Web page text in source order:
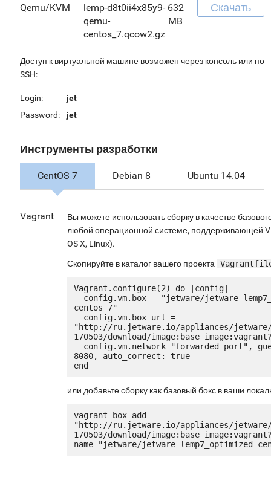
Qemu/KVM
lemp-d8t0ii4x85y9-
qemu-
centos_7.qcow2.gz
632
MB
Скачать
Доступ к виртуальной машине возможен через консоль или по
SSH:
Login:
jet
Password:
jet
Инструменты разработки
CentOS 7 Debian 8 Ubuntu 14.04
Vagrant
Вы можете использовать сборку в качестве
любой операционной системе, поддерживающей
OS X, Linux).
Скопируйте в каталог вашего проекта
Vagrant.configure(2) do |config|
centos_7"
"http://ru.jetware.io/appliances/jetware/
170503/download/
8080, auto_correct: true
или добавьте сборку как базовый бокс в ваши
vagrant box add
"http://ru.jetware.io/appliances/jetware/
170503/download/